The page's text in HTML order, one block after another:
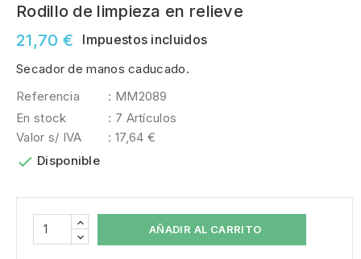
Rodillo de limpieza en relieve
21,70 €
Impuestos incluidos
Secador de manos caducado.
Referencia
: MM2089
En stock
: 7 Artículos
Valor s/ IVA
: 17,64 €
 Disponible
AÑADIR AL CARRITO